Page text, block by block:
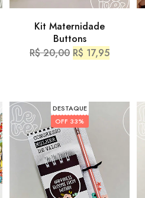
Kit Maternidade
Buttons
R$20,00 R$ 17,95
DESTAQUE
OFF 33%